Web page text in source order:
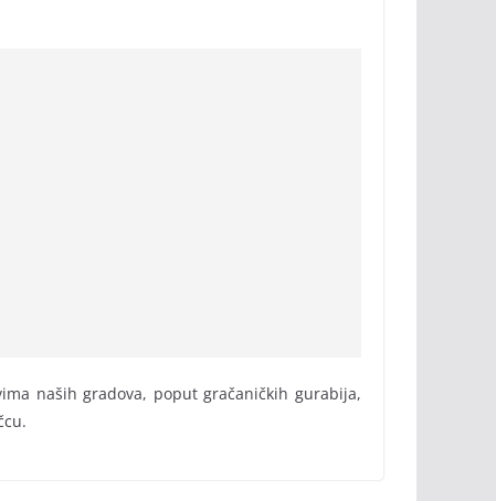
naših gradova, poput gračaničkih gurabija,